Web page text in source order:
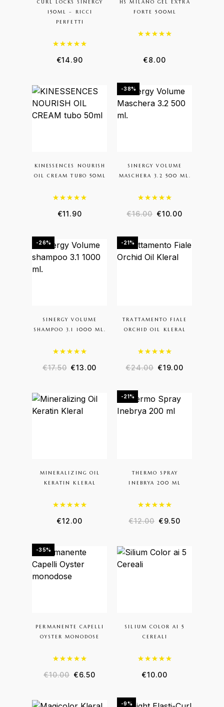
CURL LOCKS SINERGY
150ML – RICCI
PERFETTI
Valutato
€14.90
HS MILANO GEL EXTRA
FORTE 500ML
Valutato
€8.00
KINESSENCES NOURISH
OIL CREAM TUBO 50ML
Valutato
€11.90
-38%
SINERGY VOLUME
MASCHERA 3.2 500 ML.
Valutato
€16.00 €10.00
-26%
SINERGY VOLUME
SHAMPOO 3.1 1000 ML.
Valutato
€17.50 €13.00
-21%
TRATTAMENTO FIALE
ORCHID OIL KLERAL
Valutato
€24.00 €19.00
MINERALIZING OIL
KERATIN KLERAL
Valutato
€12.00
-21%
THERMO SPRAY
INEBRYA 200 ML
Valutato
€12.00 €9.50
-35%
PERMANENTE CAPELLI
OYSTER MONODOSE
Valutato
€10.00 €6.50
SILIUM COLOR AI 5
CEREALI
Valutato
€10.00
-9%